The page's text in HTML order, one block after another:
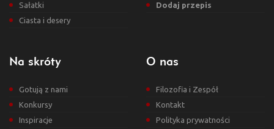
Sałatki
Ciasta i desery
Dodaj przepis
Na skróty
Gotują z nami
Konkursy
Inspiracje
O nas
Filozofia i Zespół
Kontakt
Polityka prywatności